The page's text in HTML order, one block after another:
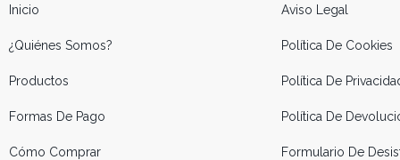
Inicio
¿Quiénes Somos?
Productos
Formas De Pago
Cómo Comprar
Aviso Legal
Política De Cookies
Política De
Política De
Formulario De